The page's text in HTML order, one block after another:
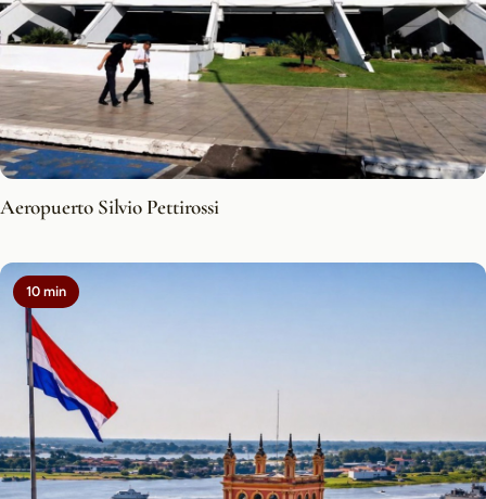
Aeropuerto Silvio Pettirossi
10 min